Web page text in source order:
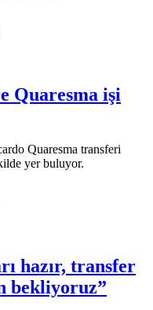
Quaresma işi
Quaresma transferi
yer buluyor.
hazır, transfer
bekliyoruz”